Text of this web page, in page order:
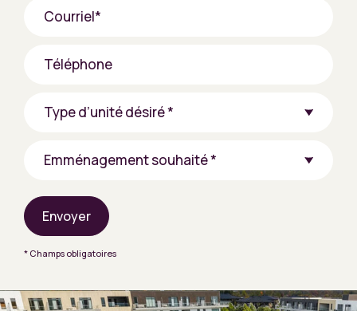
Envoyer
* Champs obligatoires